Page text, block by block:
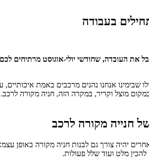
בעבודה
את העובדה, שחודשי יולי-אוגוסט
אנחנו נהנים מרכבים באמת
מוצל וקריר, במקרה הזה, חניה מקורה
חנייה מקורה לרכב
יהיה צורך גם לבנות חניה מקורה באופן
מלט ועוד שלל פעולות.